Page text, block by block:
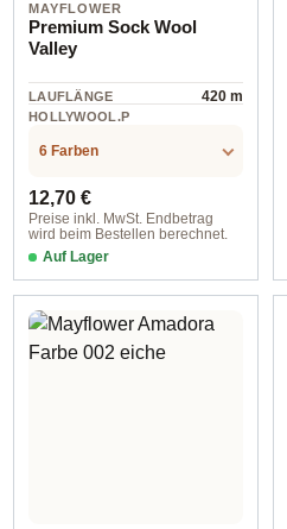
MAYFLOWER
Premium Sock Wool
Valley
LAUFLÄNGE 420 m
HOLLYWOOL.P
.LABEL.MATERI
6 Farben
Regulärer Preis:
12,70 €
Preise inkl. MwSt. Endbetrag
wird beim Bestellen berechnet.
Auf Lager
Farbe 001 himmelblau